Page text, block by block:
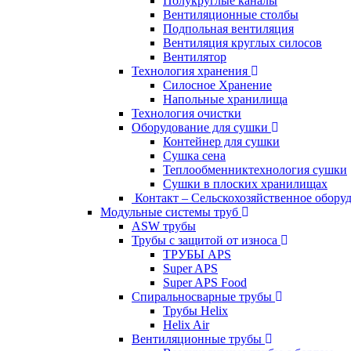
Вентиляционные столбы
Подпольная вентиляция
Вентиляция круглых силосов
Вентилятор
Технология хранения
Силосное Хранение
Hапольные хранилища
Технология очистки
Oборудование для сушки
Контейнер для сушки
Сушка сена
Теплообменниктехнология сушки
Cушки в плоских хранилищах
Контакт – Сельскохозяйственное
Модульные системы труб
ASW трубы
Трубы с защитой от износа
ТРУБЫ APS
Super APS
Super APS Food
Спиральносварные трубы
Трубы Helix
Helix Air
Вентиляционные трубы